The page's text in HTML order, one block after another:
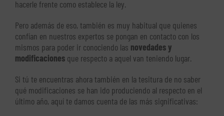
hacerle frente como establece la ley.
Pero además de eso, también es muy habitual que quienes
confían en nuestros expertos se pongan en contacto con los
mismos para poder ir conociendo las novedades y
modificaciones que respecto a aquel van teniendo lugar.
Si tú te encuentras ahora también en la tesitura de no saber
qué modificaciones se han ido produciendo al respecto en el
último año, aquí te damos cuenta de las más significativas: